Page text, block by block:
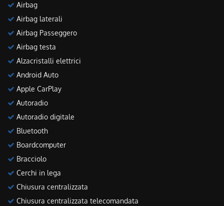
Airbag
Airbag laterali
Airbag Passeggero
Airbag testa
Alzacristalli elettrici
Android Auto
Apple CarPlay
Autoradio
Autoradio digitale
Bluetooth
Boardcomputer
Bracciolo
Cerchi in lega
Chiusura centralizzata
Chiusura centralizzata telecomandata